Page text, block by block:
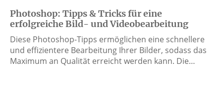
Photoshop: Tipps & Tricks für eine
erfolgreiche Bild- und Videobearbeitung
Diese Photoshop-Tipps ermöglichen eine schnellere
und effizientere Bearbeitung Ihrer Bilder, sodass das
Maximum an Qualität erreicht werden kann. Die…